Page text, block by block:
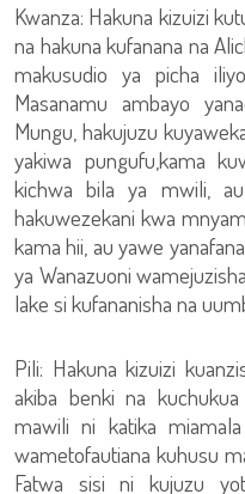
Kwanza: Hakuna kizuizi
na hakuna kufanana na
makusudio ya picha
Masanamu ambayo
Mungu, hakujuzu
yakiwa pungufu,kama
kichwa bila ya mwili,
hakuwezekani kwa
kama hii, au yawe
ya Wanazuoni
lake si kufananisha na
Pili: Hakuna kizuizi
akiba benki na
mawili ni katika
wametofautiana kuhusu
Fatwa sisi ni kujuzu